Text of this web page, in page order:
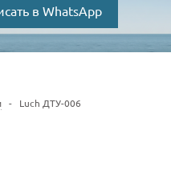
в WhatsApp
- Luch ДТУ-006